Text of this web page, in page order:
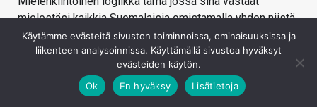
mielestäsi kaikkia Suomalaisia omistamalla yhden niistä
harvoista sadoista 3090 RTX -näytönohjaimista
Suomessa.
Jos minä saan AMD:n ensimmäisellä minuutilla ja tulen
tietotekniikka -aiheiselle keskustelualueelle kertomaan
Käytämme evästeitä sivuston toiminnoissa, ominaisuuksissa ja
liikenteen analysoinnissa. Käyttämällä sivustoa hyväksyt
evästeiden käytön.
Ok
En hyväksy Lisätietoja